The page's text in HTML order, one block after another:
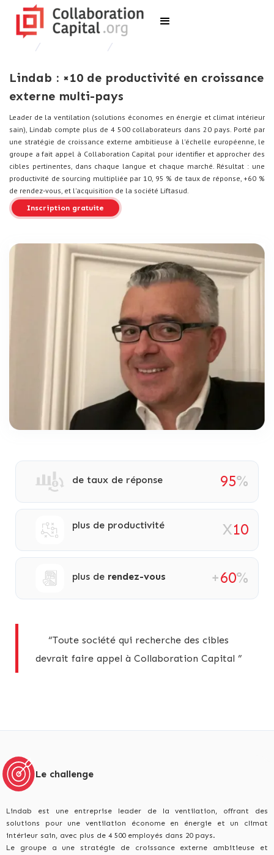
Lindab : ×10 de productivité en croissance
externe multi-pays
Leader de la ventilation (solutions économes en énergie et climat intérieur
sain), Lindab compte plus de 4 500 collaborateurs dans 20 pays. Porté par
une stratégie de croissance externe ambitieuse à l'échelle européenne, le
groupe a fait appel à Collaboration Capital pour identifier et approcher des
cibles pertinentes, dans chaque langue et chaque marché. Résultat : une
productivité de sourcing multipliée par 10, 95 % de taux de réponse, +60 %
de rendez-vous, et l'acquisition de la société Liftasud.
Inscription gratuite
de taux de réponse 95%
plus de productivité X10
plus de rendez-vous +60%
“Toute société qui recherche des cibles
devrait faire appel à Collaboration Capital ”
Le challenge
Lindab est une entreprise leader de la ventilation, offrant des
solutions pour une ventilation économe en énergie et un climat
intérieur sain, avec plus de 4 500 employés dans 20 pays.
Le groupe a une stratégie de croissance externe ambitieuse et